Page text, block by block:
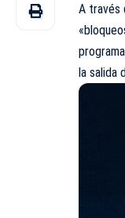
A través
la salida